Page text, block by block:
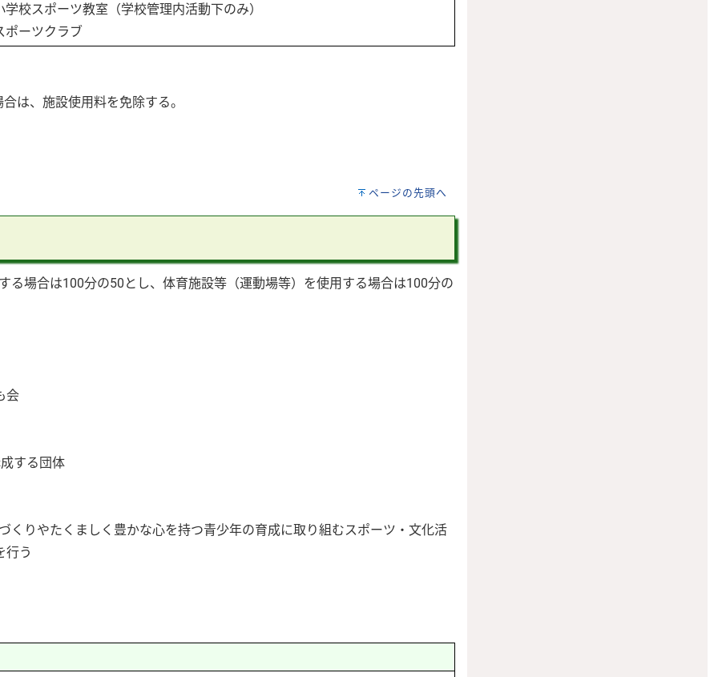
校スポーツ教室（学校管理内活動下のみ）
ポーツクラブ
は、施設使用料を免除する。
ページの先頭へ
場合は100分の50とし、体育施設等（運動場等）を使用する場合は100分の
会
する団体
やたくましく豊かな心を持つ青少年の育成に取り組むスポーツ・文化活
行う